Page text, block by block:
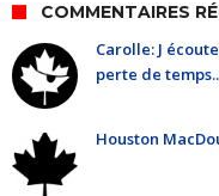
COMMENTAIRES
Carolle: J
perte de
Houston